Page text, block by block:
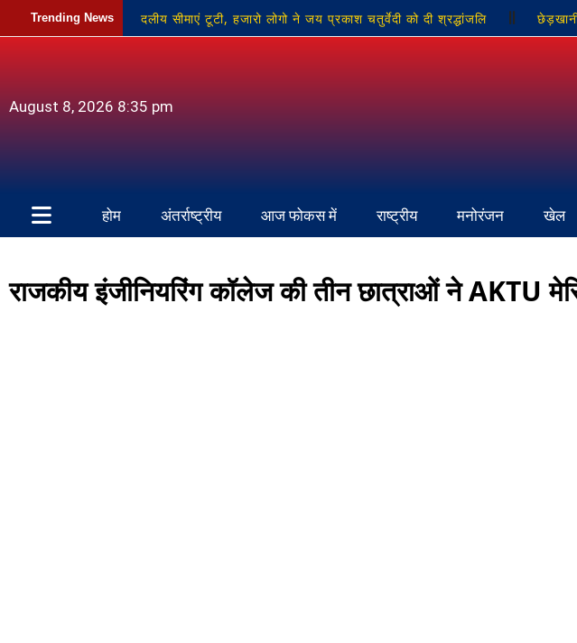
Trending News दलीय सीमाएं टूटी, हजारो लोगो ने जय प्रकाश चतुर्वेदी को दी श्रद्धांजलि
August 8, 2026 8:35 pm
होम अंतर्राष्ट्रीय आज फोकस में राष्ट्रीय मनोरंजन खेल
राजकीय इंजीनियरिंग कॉलेज की तीन छात्राओं ने AKTU